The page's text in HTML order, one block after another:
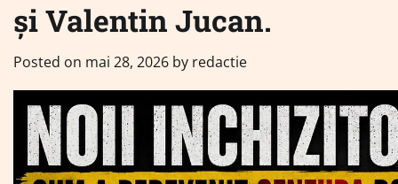
și Valentin Jucan.
Posted on mai 28, 2026 by redactie